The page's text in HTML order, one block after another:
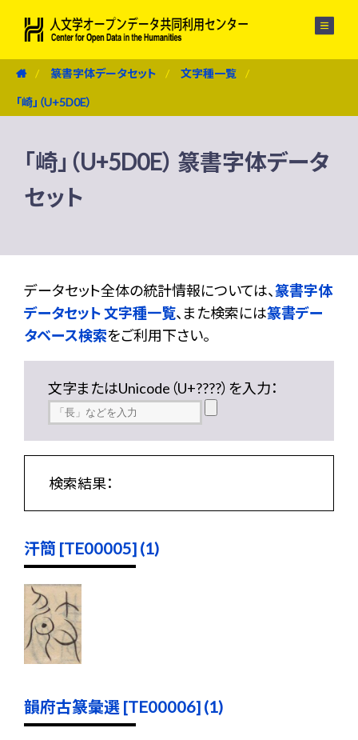
篆書字体データセット 文字種一覧
「崎」（U+5D0E）
「崎」（U+5D0E） 篆書字体データ
セット
データセット全体の統計情報については、篆書字体
データセット 文字種一覧、また検索には篆書デー
タベース検索をご利用下さい。
文字またはUnicode（U+????）を入力：
検索結果：
汗簡 [TE00005] (1)
韻府古篆彙選 [TE00006] (1)